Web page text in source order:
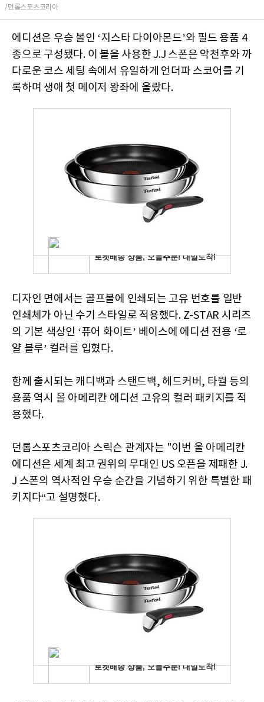
/던롭스포츠코리아
에디션은 우승 볼인 ‘지스타 다이아몬드’와 필드 용품 4
종으로 구성됐다. 이 볼을 사용한 J.J 스폰은 악천후와 까
다로운 코스 세팅 속에서 유일하게 언더파 스코어를 기
록하며 생애 첫 메이저 왕좌에 올랐다.
디자인 면에서는 골프볼에 인쇄되는 고유 번호를 일반
인쇄체가 아닌 수기 스타일로 적용했다. Z-STAR 시리즈
의 기본 색상인 ‘퓨어 화이트’ 베이스에 에디션 전용 ‘로
얄 블루’ 컬러를 입혔다.
함께 출시되는 캐디백과 스탠드백, 헤드커버, 타월 등의
용품 역시 올 아메리칸 에디션 고유의 컬러 패키지를 적
용했다.
던롭스포츠코리아 스릭슨 관계자는 "이번 올 아메리칸
에디션은 세계 최고 권위의 무대인 US 오픈을 제패한 J.
J 스폰의 역사적인 우승 순간을 기념하기 위한 특별한 패
키지다“고 설명했다.